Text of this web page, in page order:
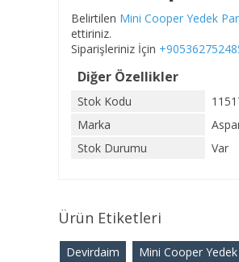
Belirtilen Mini Cooper Yedek
ettiriniz.
Siparişleriniz İçin
Diğer Özellikler
Stok Kodu
Marka
Stok Durumu
Var
Ürün Etiketleri
Devirdaim Mini Cooper